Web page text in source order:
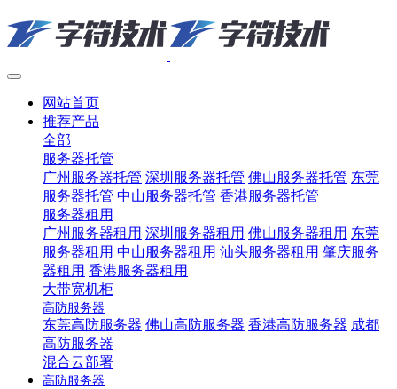
网站首页
推荐产品
全部
服务器托管
广州服务器托管 深圳服务器托管 佛山服务器托管 东莞
服务器托管 中山服务器托管 香港服务器托管
服务器租用
广州服务器租用 深圳服务器租用 佛山服务器租用 东莞
服务器租用 中山服务器租用 汕头服务器租用 肇庆服务
器租用 香港服务器租用
大带宽机柜
高防服务器
东莞高防服务器 佛山高防服务器 香港高防服务器 成都
高防服务器
混合云部署
高防服务器